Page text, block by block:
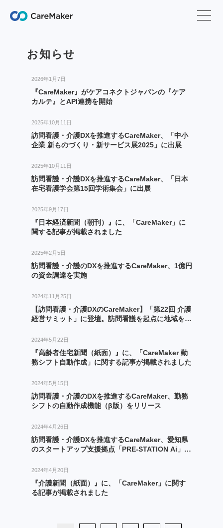
お知らせ
2026年1月7日
『CareMaker』がケアコネクトジャパンの『ケア
カルテ』とAPI連携を開始
2025年10月11日
訪問看護・介護DXを推進するCareMaker、「中小
企業 新ものづくり・新サービス展2025」に出展
2025年10月11日
訪問看護・介護DXを推進するCareMaker、「日本
在宅看護学会第15回学術集会」に出展
2025年9月17日
『日本経済新聞（朝刊）』に、「CareMaker」に
関する記事が掲載されました
2025年2月5日
訪問看護・介護のDXを推進するCareMaker、1億円
の資金調達を実施
2024年11月25日
【訪問看護・介護DXのCareMaker】「第22回 介護
経営サミット」に登壇。訪問看護を起点に地域を多
2024年5月22日
『高齢者住宅新聞（紙面）』に、「CareMaker 勤
務シフト自動作成」に関する記事が掲載されました
2024年5月15日
訪問看護・介護のDXを推進するCareMaker、勤務
シフトの自動作成機能（β版）をリリース
2024年4月26日
訪問看護・介護DXを推進するCareMaker、愛知県
のスタートアップ支援拠点「PRE-STATION Ai」
2024年4月20日
『介護新聞（紙面）』に、「CareMaker」に関す
る記事が掲載されました